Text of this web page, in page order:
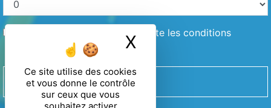
Ce site utilise des cookies
et vous donne le contrôle
sur ceux que vous
X Masquer le
En cochant cette case, j'accepte les conditions
particulières ci-dessous **
ENVOYER